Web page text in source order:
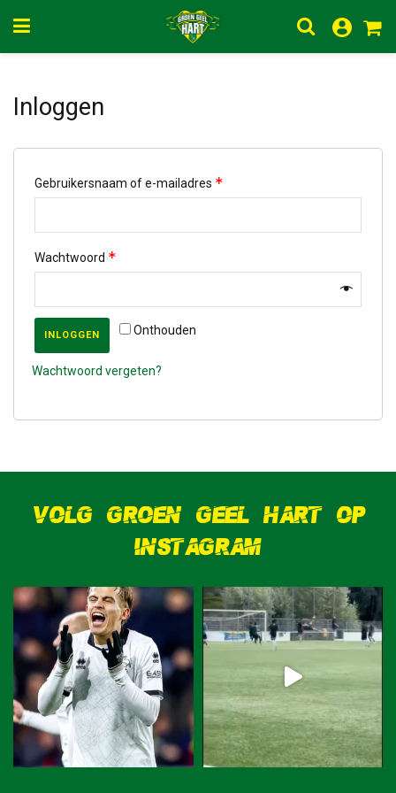
Inloggen
Gebruikersnaam of e-mailadres *
Wachtwoord *
Onthouden
INLOGGEN
Wachtwoord vergeten?
VOLG GROEN GEEL HART OP
INSTAGRAM